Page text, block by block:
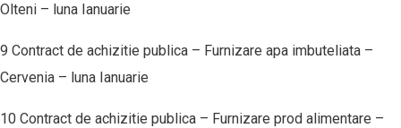
Olteni – luna Ianuarie
9 Contract de achizitie publica – Furnizare apa imbuteliata –
Cervenia – luna Ianuarie
10 Contract de achizitie publica – Furnizare prod alimentare –